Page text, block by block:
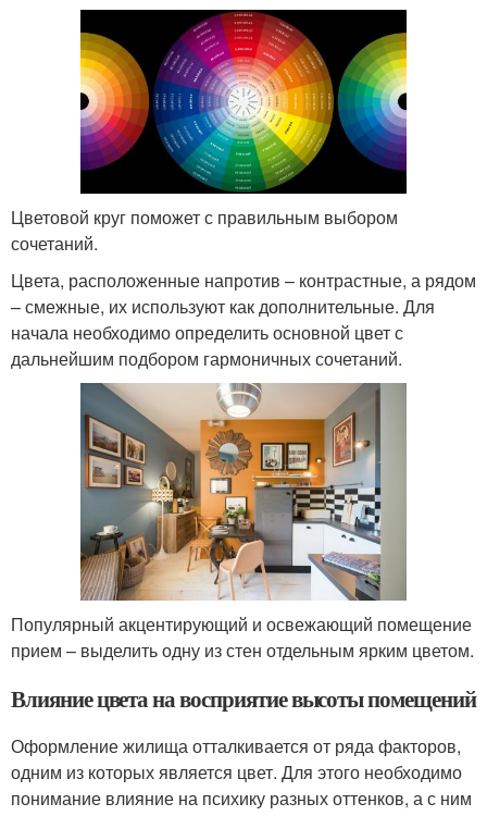
Цветовой круг поможет с правильным выбором
сочетаний.
Цвета, расположенные напротив – контрастные, а рядом
– смежные, их используют как дополнительные. Для
начала необходимо определить основной цвет с
дальнейшим подбором гармоничных сочетаний.
Популярный акцентирующий и освежающий помещение
прием – выделить одну из стен отдельным ярким цветом.
Влияние цвета на восприятие высоты помещений
Оформление жилища отталкивается от ряда факторов,
одним из которых является цвет. Для этого необходимо
понимание влияние на психику разных оттенков, а с ним